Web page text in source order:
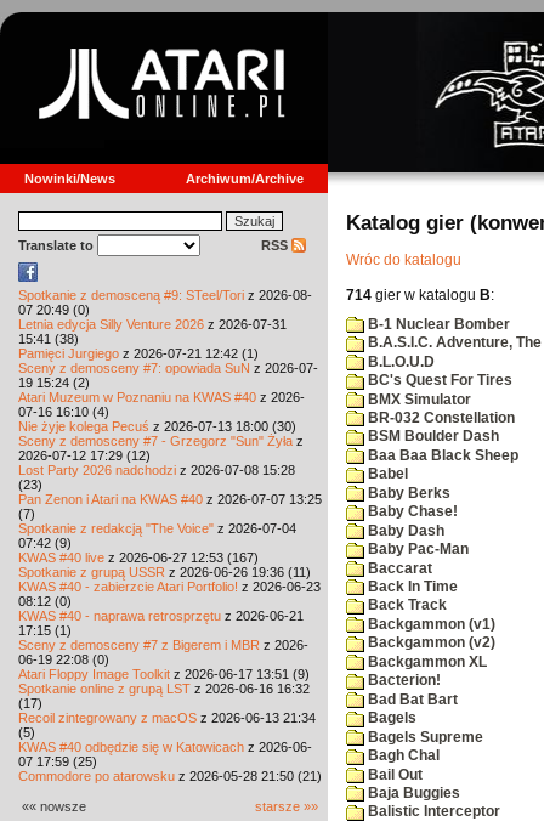
Nowinki/News Archiwum/Archive
Translate to RSS
Spotkanie z demosceną #9: STeel/Tori z 2026-08-
07 20:49 (0)
Letnia edycja Silly Venture 2026 z 2026-07-31
15:41 (38)
Pamięci Jurgiego z 2026-07-21 12:42 (1)
Sceny z demosceny #7: opowiada SuN z 2026-07-
19 15:24 (2)
Atari Muzeum w Poznaniu na KWAS #40 z 2026-
07-16 16:10 (4)
Nie żyje kolega Pecuś z 2026-07-13 18:00 (30)
Sceny z demosceny #7 - Grzegorz "Sun" Żyła z
2026-07-12 17:29 (12)
Lost Party 2026 nadchodzi z 2026-07-08 15:28
(23)
Pan Zenon i Atari na KWAS #40 z 2026-07-07 13:25
(7)
Spotkanie z redakcją "The Voice" z 2026-07-04
07:42 (9)
KWAS #40 live z 2026-06-27 12:53 (167)
Spotkanie z grupą USSR z 2026-06-26 19:36 (11)
KWAS #40 - zabierzcie Atari Portfolio! z 2026-06-23
08:12 (0)
KWAS #40 - naprawa retrosprzętu z 2026-06-21
17:15 (1)
Sceny z demosceny #7 z Bigerem i MBR z 2026-
06-19 22:08 (0)
Atari Floppy Image Toolkit z 2026-06-17 13:51 (9)
Spotkanie online z grupą LST z 2026-06-16 16:32
(17)
Recoil zintegrowany z macOS z 2026-06-13 21:34
(5)
KWAS #40 odbędzie się w Katowicach z 2026-06-
07 17:59 (25)
Commodore po atarowsku z 2026-05-28 21:50 (21)
«« nowsze starsze »»
Katalog gier
Wróc do katalogu
714 gier w katalogu B:
B-1 Nuclear Bomber
B.A.S.I.C. Adventure, The
B.L.O.U.D
BC's Quest For Tires
BMX Simulator
BR-032 Constellation
BSM Boulder Dash
Baa Baa Black Sheep
Babel
Baby Berks
Baby Chase!
Baby Dash
Baby Pac-Man
Baccarat
Back In Time
Back Track
Backgammon (v1)
Backgammon (v2)
Backgammon XL
Bacterion!
Bad Bat Bart
Bagels
Bagels Supreme
Bagh Chal
Bail Out
Baja Buggies
Balistic Interceptor